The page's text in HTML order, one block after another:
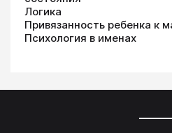
Логика
Привязанность ребенка к
Психология в именах